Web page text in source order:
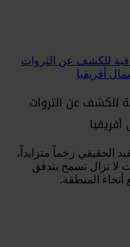
للكشف عن الثروات
أفريقيا
للكشف عن الثروات
الحقيقي زخماً متزايداً،
لا تزال تسمح بتدفق
المنطقة.